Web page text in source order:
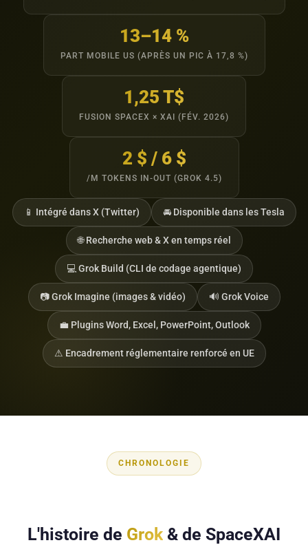
13–14 %
PART MOBILE US (APRÈS UN PIC À 17,8 %)
1,25 T$
FUSION SPACEX × XAI (FÉV. 2026)
2 $ / 6 $
/M TOKENS IN-OUT (GROK 4.5)
📱 Intégré dans X (Twitter) 🚘 Disponible dans les Tesla
🌐 Recherche web & X en temps réel
💻 Grok Build (CLI de codage agentique)
📷 Grok Imagine (images & vidéo) 🔊 Grok Voice
💼 Plugins Word, Excel, PowerPoint, Outlook
⚠ Encadrement réglementaire renforcé en UE
CHRONOLOGIE
L'histoire de Grok & de SpaceXAI